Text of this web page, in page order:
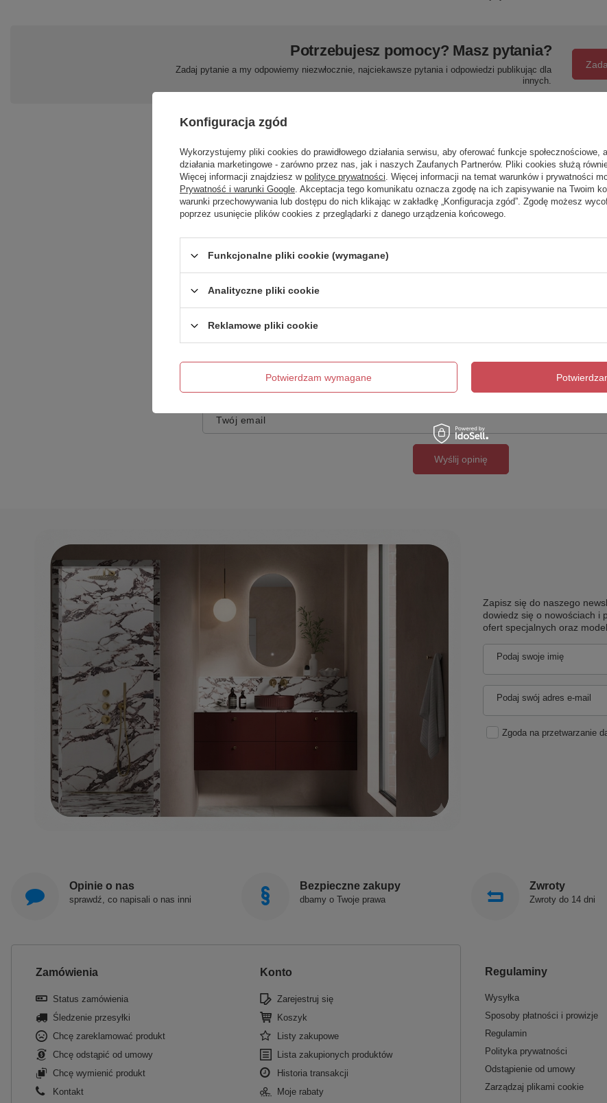
Potrzebujesz pomocy? Masz pytania?
Zadaj pytanie a my odpowiemy niezwłocznie, najciekawsze pytania i odpowiedzi publikując dla
innych.
Twoja ocena:
5/5
Dodaj własne zdjęcie produktu:
Twój email
Wyślij opinię
Zapisz się do naszego
dowiedz się o nowościach i
ofert specjalnych oraz
Podaj swoje imię
Podaj swój adres e-mail
Zgoda na przetwarzanie
Opinie o nas
sprawdź, co napisali o nas inni
Bezpieczne zakupy
dbamy o Twoje prawa
Zwroty
Zwroty do 14 dni
Zamówienia
Status zamówienia
Śledzenie przesyłki
Chcę zareklamować produkt
Chcę odstąpić od umowy
Chcę wymienić produkt
Kontakt
Konto
Zarejestruj się
Koszyk
Listy zakupowe
Lista zakupionych produktów
Historia transakcji
Moje rabaty
Regulaminy
Wysyłka
Sposoby płatności i prowizje
Regulamin
Polityka prywatności
Odstąpienie od umowy
Zarządzaj plikami cookie
Konfiguracja zgód
Wykorzystujemy pliki cookies do prawidłowego działania serwisu, aby oferować funkcje społecznościowe,
działania marketingowe - zarówno przez nas, jak i naszych Zaufanych Partnerów. Pliki cookies służą
Więcej informacji znajdziesz w polityce prywatności. Więcej informacji na temat warunków i prywatności
Prywatność i warunki Google. Akceptacja tego komunikatu oznacza zgodę na ich zapisywanie na Twoim
warunki przechowywania lub dostępu do nich klikając w zakładkę „Konfiguracja zgód”. Zgodę możesz
poprzez usunięcie plików cookies z przeglądarki z danego urządzenia końcowego.
Funkcjonalne pliki cookie (wymagane)
Analityczne pliki cookie
Reklamowe pliki cookie
Potwierdzam wymagane